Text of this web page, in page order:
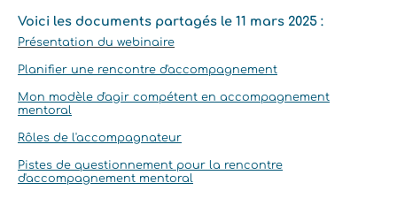
Voici les documents partagés le 11 mars 2025 :
Présentation du webinaire
Planifier une rencontre d'accompagnement
Mon modèle d'agir compétent en accompagnement
mentoral
Rôles de l'accompagnateur
Pistes de questionnement pour la rencontre
d'accompagnement mentoral